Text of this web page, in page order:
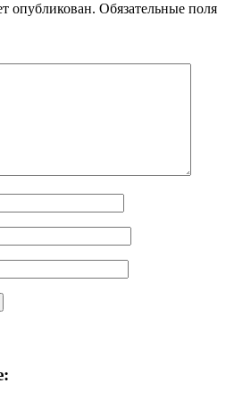
опубликован. Обязательные поля